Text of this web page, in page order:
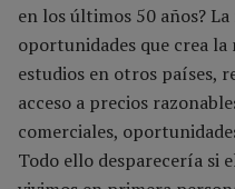
en los últimos 50 años? La
oportunidades que crea
estudios en otros países,
acceso a precios
comerciales,
Todo ello desparecería si